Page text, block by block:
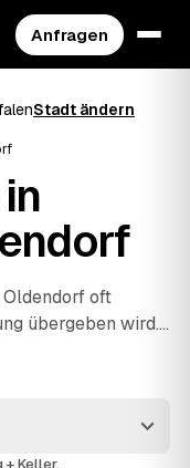
Anfragen
Stadt ändern
oft
übergeben wird.
Betrieb zu
Espelkamp
auch wenn es
Keller.